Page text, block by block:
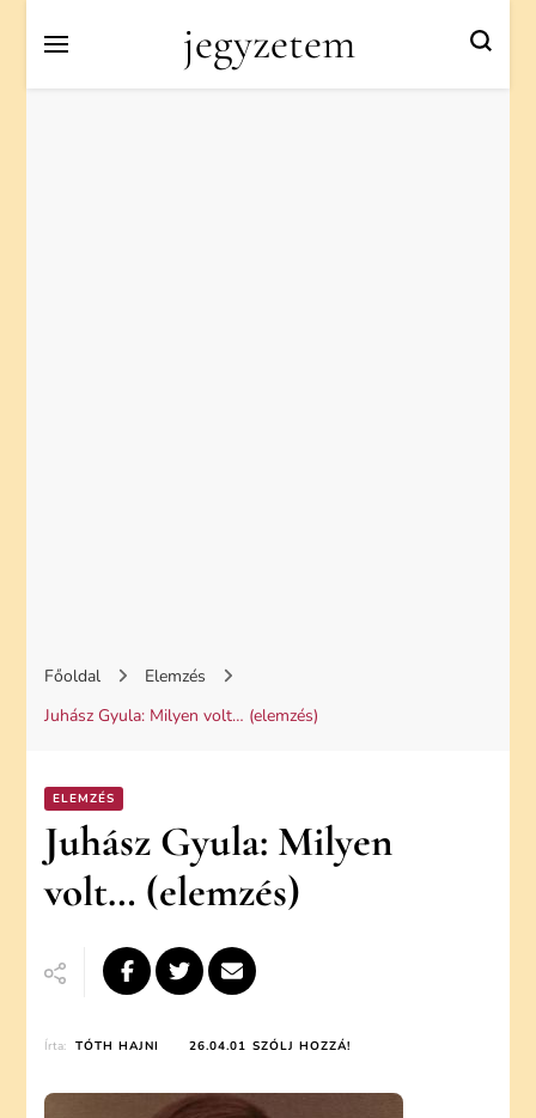
jegyzetem
Főoldal
Elemzés
Juhász Gyula: Milyen volt… (elemzés)
ELEMZÉS
Juhász Gyula: Milyen
volt… (elemzés)
Írta: TÓTH HAJNI 26.04.01 SZÓLJ HOZZÁ!